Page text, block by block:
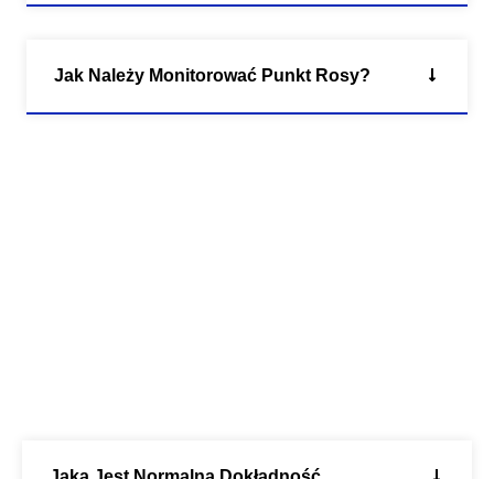
Jak Należy Monitorować Punkt Rosy?